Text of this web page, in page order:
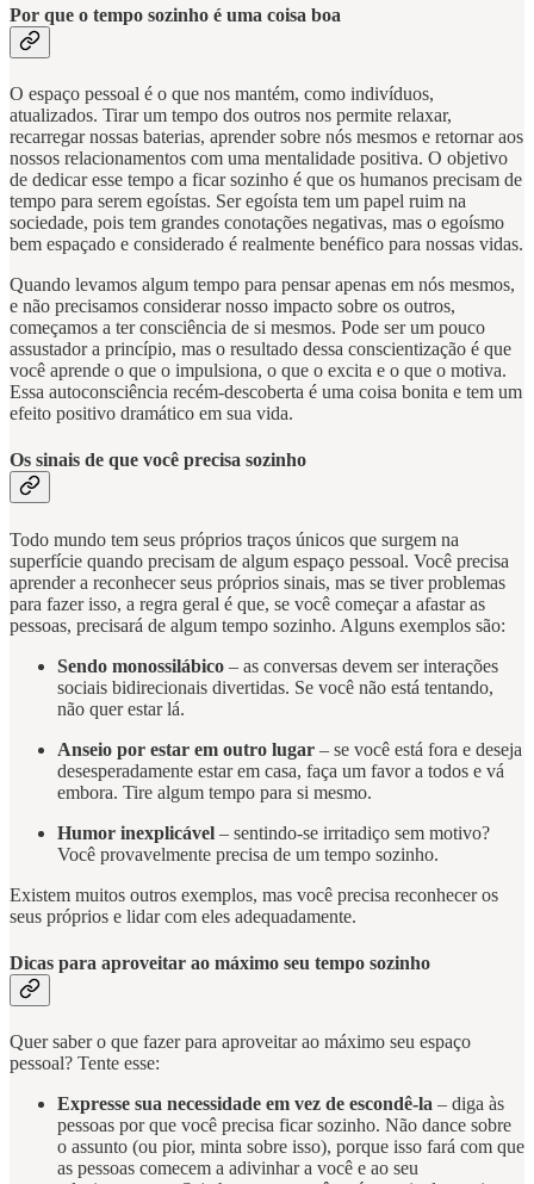
Por que o tempo sozinho é uma coisa boa
O espaço pessoal é o que nos mantém, como indivíduos,
atualizados. Tirar um tempo dos outros nos permite relaxar,
recarregar nossas baterias, aprender sobre nós mesmos e retornar aos
nossos relacionamentos com uma mentalidade positiva. O objetivo
de dedicar esse tempo a ficar sozinho é que os humanos precisam de
tempo para serem egoístas. Ser egoísta tem um papel ruim na
sociedade, pois tem grandes conotações negativas, mas o egoísmo
bem espaçado e considerado é realmente benéfico para nossas vidas.
Quando levamos algum tempo para pensar apenas em nós mesmos,
e não precisamos considerar nosso impacto sobre os outros,
começamos a ter consciência de si mesmos. Pode ser um pouco
assustador a princípio, mas o resultado dessa conscientização é que
você aprende o que o impulsiona, o que o excita e o que o motiva.
Essa autoconsciência recém-descoberta é uma coisa bonita e tem um
efeito positivo dramático em sua vida.
Os sinais de que você precisa sozinho
Todo mundo tem seus próprios traços únicos que surgem na
superfície quando precisam de algum espaço pessoal. Você precisa
aprender a reconhecer seus próprios sinais, mas se tiver problemas
para fazer isso, a regra geral é que, se você começar a afastar as
pessoas, precisará de algum tempo sozinho. Alguns exemplos são:
Sendo monossilábico – as conversas devem ser interações
sociais bidirecionais divertidas. Se você não está tentando,
não quer estar lá.
Anseio por estar em outro lugar – se você está fora e deseja
desesperadamente estar em casa, faça um favor a todos e vá
embora. Tire algum tempo para si mesmo.
Humor inexplicável – sentindo-se irritadiço sem motivo?
Você provavelmente precisa de um tempo sozinho.
Existem muitos outros exemplos, mas você precisa reconhecer os
seus próprios e lidar com eles adequadamente.
Dicas para aproveitar ao máximo seu tempo sozinho
Quer saber o que fazer para aproveitar ao máximo seu espaço
pessoal? Tente esse:
Expresse sua necessidade em vez de escondê-la – diga às
pessoas por que você precisa ficar sozinho. Não dance sobre
o assunto (ou pior, minta sobre isso), porque isso fará com que
as pessoas comecem a adivinhar a você e ao seu